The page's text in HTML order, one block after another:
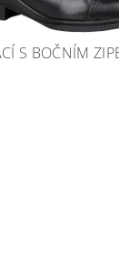
S BOČNÍM